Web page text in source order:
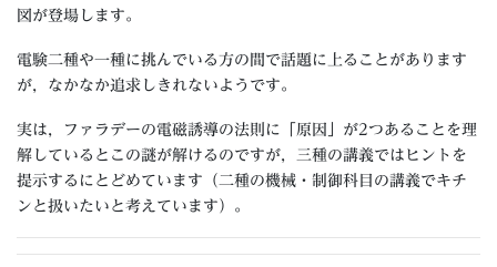
図が登場します。
電験二種や一種に挑んでいる方の間で話題に上ることがあります
が，なかなか追求しきれないようです。
実は，ファラデーの電磁誘導の法則に「原因」が2つあることを理
解しているとこの謎が解けるのですが，三種の講義ではヒントを
提示するにとどめています（二種の機械・制御科目の講義でキチ
ンと扱いたいと考えています）。